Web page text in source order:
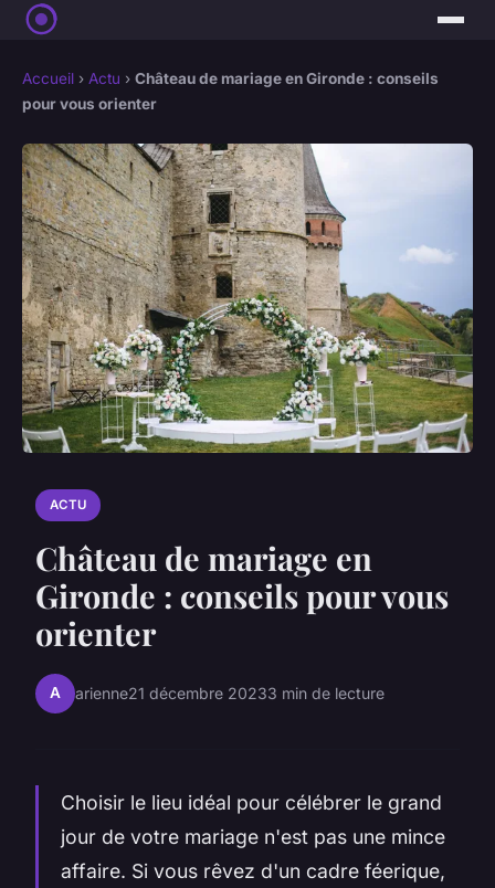
Accueil › Actu › Château de mariage en Gironde : conseils
pour vous orienter
ACTU
Château de mariage en
Gironde : conseils pour vous
orienter
A arienne21 décembre 20233 min de lecture
Choisir le lieu idéal pour célébrer le grand
jour de votre mariage n'est pas une mince
affaire. Si vous rêvez d'un cadre féerique,